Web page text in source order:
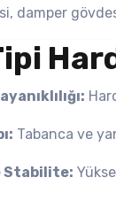
damper
Tabanca ve
Stabilite: